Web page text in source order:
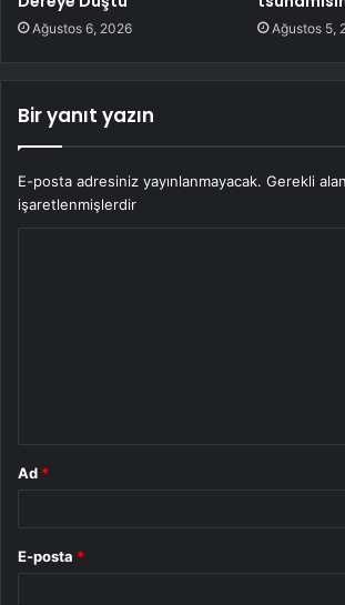
Ağustos 6, 2026 Ağustos 5,
Bir yanıt yazın
E-posta adresiniz yayınlanmayacak. Gerekli
işaretlenmişlerdir
Ad *
E-posta *